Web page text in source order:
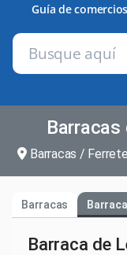
Guía de
Barracas
Barracas /
Barracas
Barraca de